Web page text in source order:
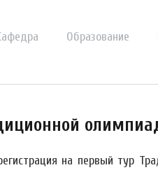
Образование
на первый тур